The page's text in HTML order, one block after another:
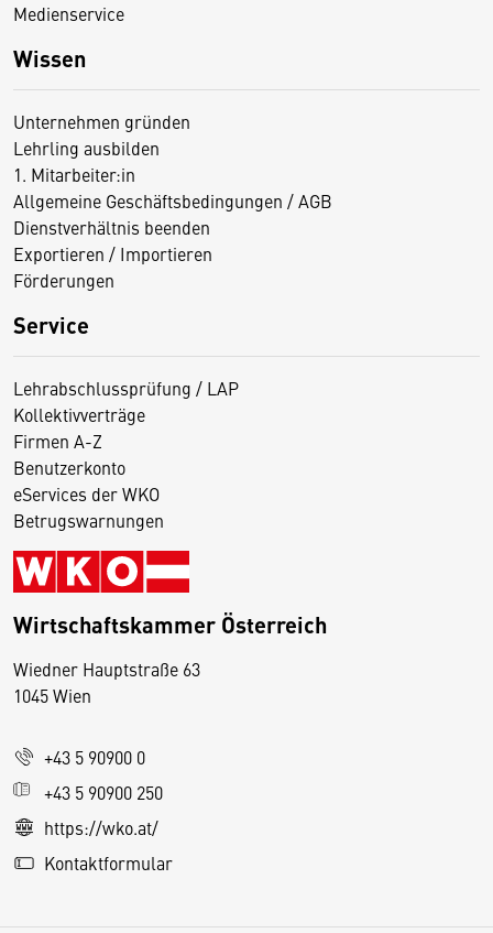
Medienservice
Wissen
Unternehmen gründen
Lehrling ausbilden
1. Mitarbeiter:in
Allgemeine Geschäftsbedingungen / AGB
Dienstverhältnis beenden
Exportieren / Importieren
Förderungen
Service
Lehrabschlussprüfung / LAP
Kollektivverträge
Firmen A-Z
Benutzerkonto
eServices der WKO
Betrugswarnungen
Wirtschaftskammer Österreich
Wiedner Hauptstraße 63
1045 Wien
+43 5 90900 0
+43 5 90900 250
https://wko.at/
Kontaktformular
D
s
e
S
e